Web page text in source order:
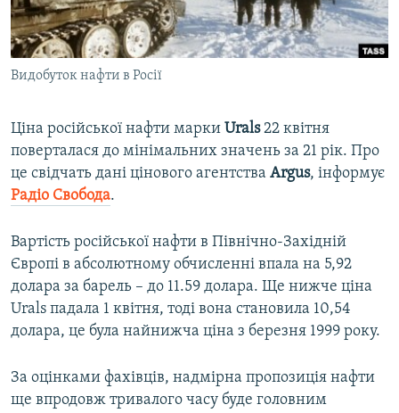
ВІДЕОУРОКИ «ELIFBE»
СВІДЧЕННЯ ОКУПАЦІЇ
УКРАЇНСЬКА ПРОБЛЕМА КРИМУ
Русский
Qırımtatar
Усі сайти RFE/RL
Видобуток нафти в Росії
Ціна російської нафти марки Urals22 квітня
поверталася до мінімальних значень за 21 рік. Про
це свідчать дані цінового агентства Argus, інформує
Радіо Свобода.
Вартість російської нафти в Північно-Західній
Європі в абсолютному обчисленні впала на 5,92
долара за барель – до 11.59 долара. Ще нижче ціна
Urals падала 1 квітня, тоді вона становила 10,54
долара, це була найнижча ціна з березня 1999 року.
За оцінками фахівців, надмірна пропозиція нафти
ще впродовж тривалого часу буде головним